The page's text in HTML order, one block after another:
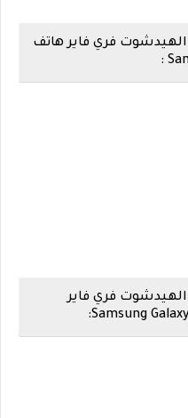
فري فاير هاتف
فري فاير